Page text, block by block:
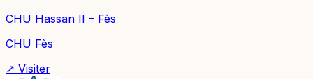
CHU Hassan II – Fès
CHU Fès
↗ Visiter